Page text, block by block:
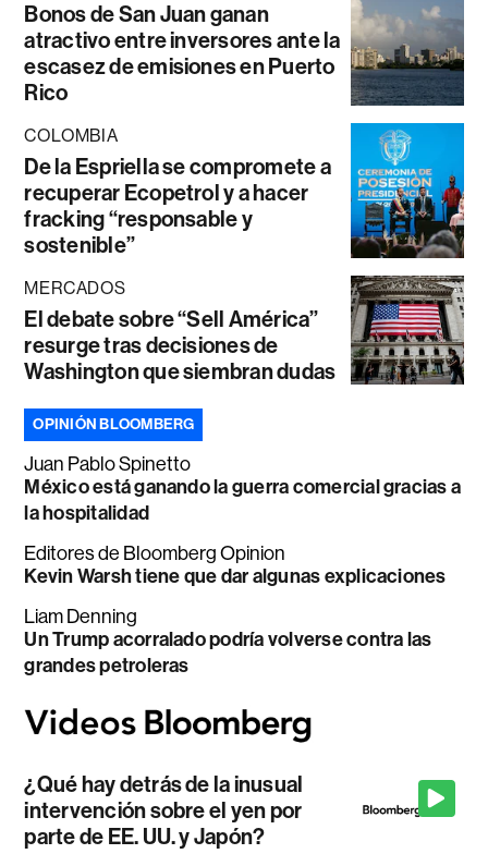
Bonos de San Juan ganan
atractivo entre inversores ante la
escasez de emisiones en Puerto
Rico
COLOMBIA
De la Espriella se compromete a
recuperar Ecopetrol y a hacer
fracking “responsable y
sostenible”
MERCADOS
El debate sobre “Sell América”
resurge tras decisiones de
Washington que siembran dudas
OPINIÓN BLOOMBERG
Juan Pablo Spinetto
México está ganando la guerra comercial gracias a
la hospitalidad
Editores de Bloomberg Opinion
Kevin Warsh tiene que dar algunas explicaciones
Liam Denning
Un Trump acorralado podría volverse contra las
grandes petroleras
¿Qué hay detrás de la inusual
intervención sobre el yen por
parte de EE. UU. y Japón?